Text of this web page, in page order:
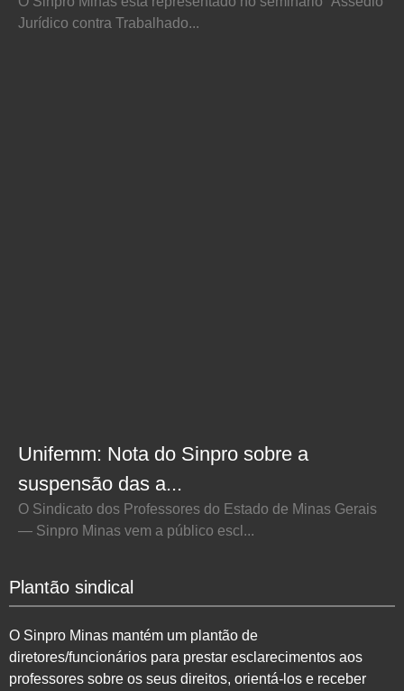
Jurídico contra Trabalhado...
Unifemm: Nota do Sinpro sobre a
suspensão das a...
O Sindicato dos Professores do Estado de Minas Gerais
— Sinpro Minas vem a público escl...
Plantão sindical
O Sinpro Minas mantém um plantão de
diretores/funcionários para prestar esclarecimentos aos
professores sobre os seus direitos, orientá-los e receber